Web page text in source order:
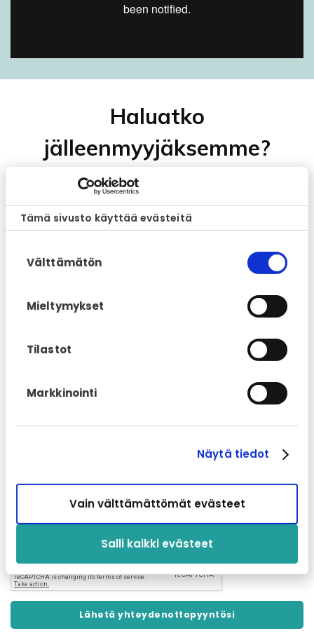
Tämä sivusto käyttää evästeitä
valinta
Välttämätön
Mieltymykset
Tilastot
Markkinointi
Näytä tiedot
Salli kaikki evästeet
Vain välttämättömät evästeet
Haluatko
jälleenmyyjäksemme?
Y-tunnus*
Vahvistus*